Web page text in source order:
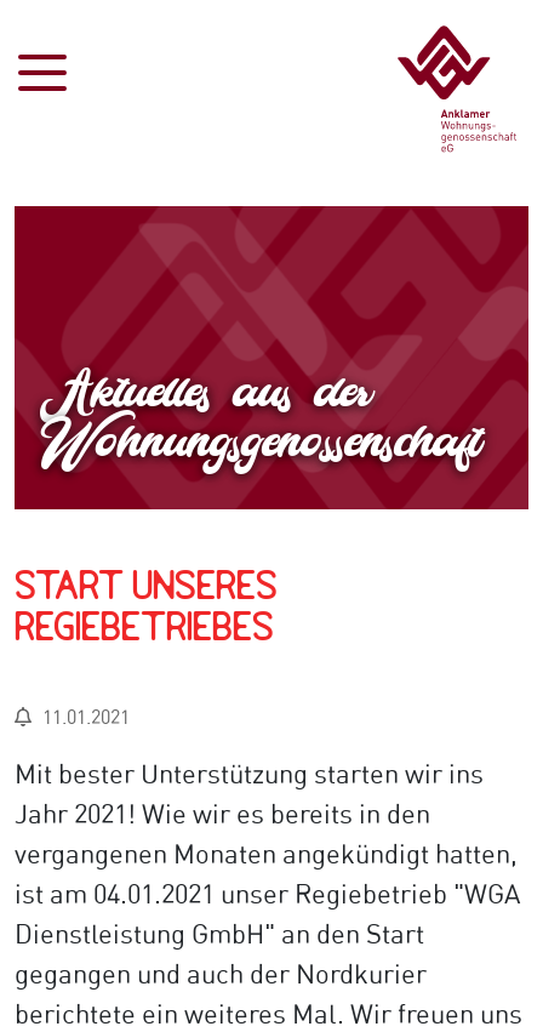
Aktuelles aus der
Wohnungsgenossenschaft
Start unseres
Regiebetriebes
11.01.2021
Mit bester Unterstützung starten wir ins
Jahr 2021! Wie wir es bereits in den
vergangenen Monaten angekündigt hatten,
ist am 04.01.2021 unser Regiebetrieb "WGA
Dienstleistung GmbH" an den Start
gegangen und auch der Nordkurier
berichtete ein weiteres Mal. Wir freuen uns